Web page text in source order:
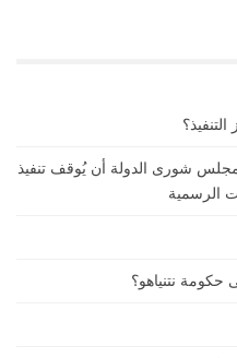
مجلس شورى الدولة أن يُوقف تنفيذ
الرسمية
حكومة نتنياهو؟